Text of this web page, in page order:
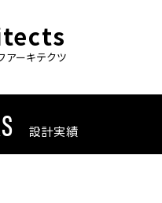
アーキテクツ
設計実績